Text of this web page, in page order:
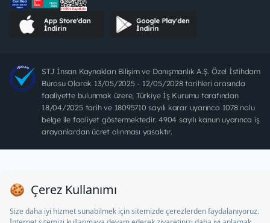
STJ İnsan Kaynakları Bilişim ve Danışmanlık A.Ş. Özel İstihdam
Bürosu Olarak 13/05/2025 - 12/05/2028 tarihleri arasında
faaliyette bulunmak üzere, Türkiye İş Kurumu tarafından
18/04/2025 tarih ve 18095710 sayılı karar uyarınca 1078 nolu
belge ile faaliyet göstermektedir. 4904 sayılı kanun uyarınca iş
arayanlardan ücret alınması yasaktır.